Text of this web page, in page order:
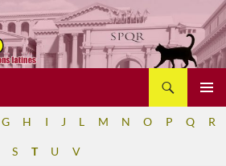
G H I J L M N O P Q R
S T U V